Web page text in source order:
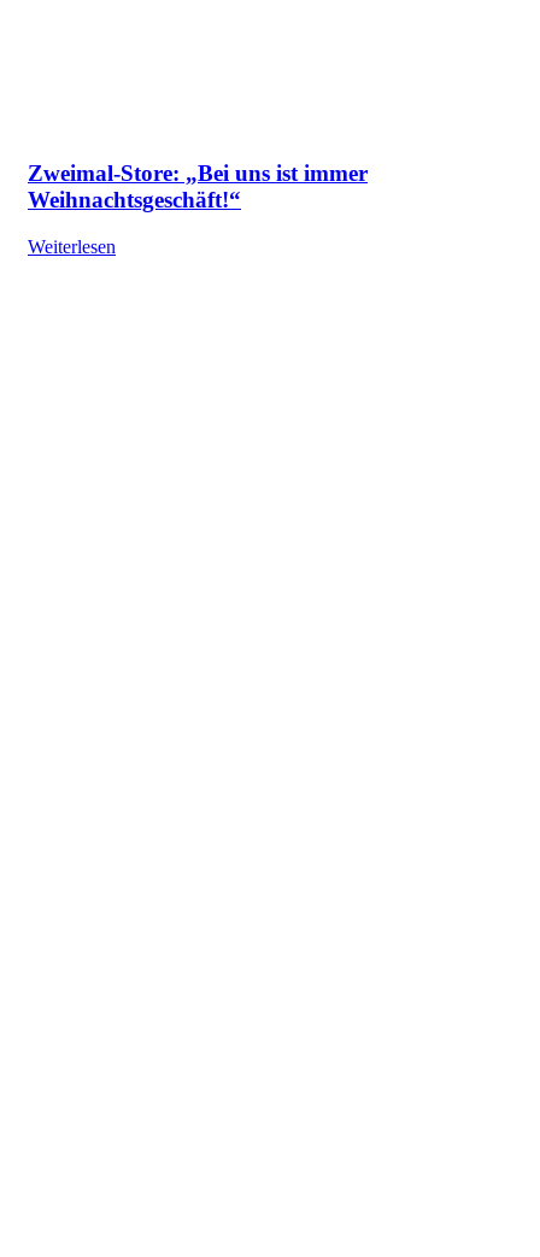
Zweimal-Store: „Bei uns ist immer
Weihnachtsgeschäft!“
Weiterlesen